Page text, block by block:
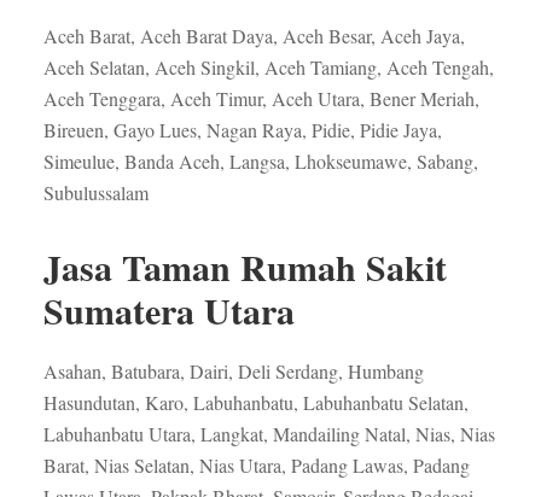
Aceh Barat, Aceh Barat Daya, Aceh Besar, Aceh Jaya,
Aceh Selatan, Aceh Singkil, Aceh Tamiang, Aceh Tengah,
Aceh Tenggara, Aceh Timur, Aceh Utara, Bener Meriah,
Bireuen, Gayo Lues, Nagan Raya, Pidie, Pidie Jaya,
Simeulue, Banda Aceh, Langsa, Lhokseumawe, Sabang,
Subulussalam
Jasa Taman Rumah Sakit
Sumatera Utara
Asahan, Batubara, Dairi, Deli Serdang, Humbang
Hasundutan, Karo, Labuhanbatu, Labuhanbatu Selatan,
Labuhanbatu Utara, Langkat, Mandailing Natal, Nias, Nias
Barat, Nias Selatan, Nias Utara, Padang Lawas, Padang